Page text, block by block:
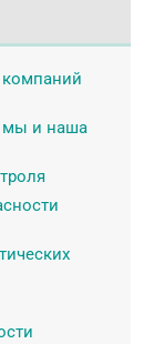
компаний
мы и наша